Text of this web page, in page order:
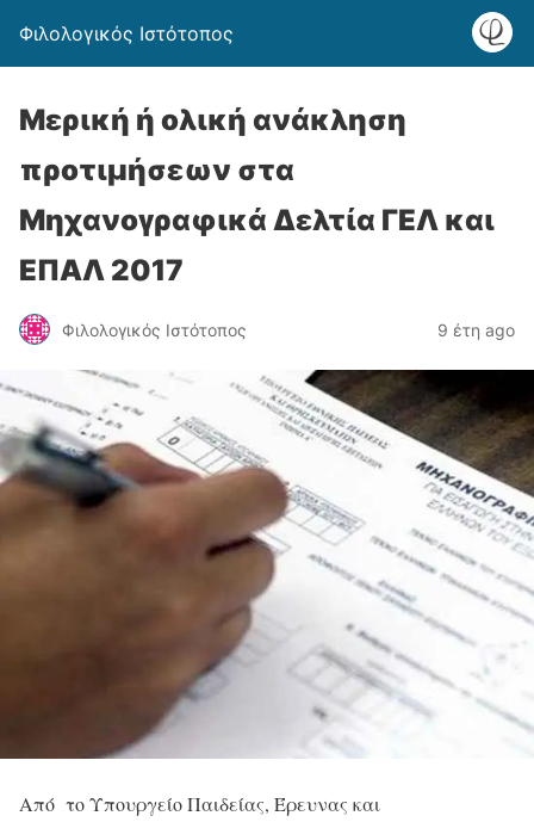
Φιλολογικός Ιστότοπος
Μερική ή ολική ανάκληση
προτιμήσεων στα
Μηχανογραφικά Δελτία ΓΕΛ και
ΕΠΑΛ 2017
Φιλολογικός Ιστότοπος 9 έτη ago
Από το Υπουργείο Παιδείας, Έρευνας και